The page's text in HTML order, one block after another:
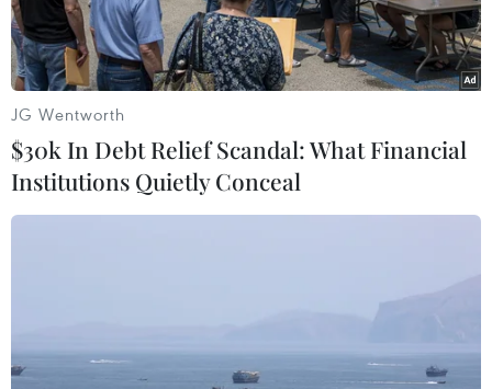
Ngày 26/7, cảnh sát Pháp cho biết sân bay Basel-
Mulhouse hay còn được biết đến là sân bay
JG Wentworth
$30k In Debt Relief Scandal: What Financial
Institutions Quietly Conceal